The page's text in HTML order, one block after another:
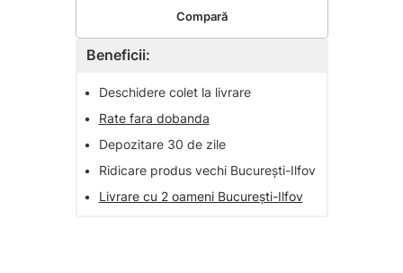
Beneficii:
•
Deschidere colet la livrare
•
Rate fara dobanda
•
Depozitare 30 de zile
•
Ridicare produs vechi București-Ilfov
•
Livrare cu 2 oameni București-Ilfov
Compară